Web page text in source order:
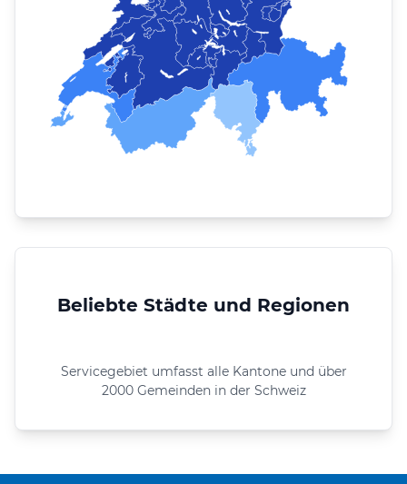
Beliebte Städte und Regionen
Servicegebiet umfasst alle Kantone und über
2000 Gemeinden in der Schweiz